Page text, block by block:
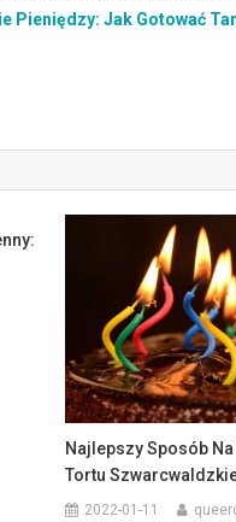
Pieniędzy: Jak Gotować
Najlepszy Sposób
Tortu
2022-01-11